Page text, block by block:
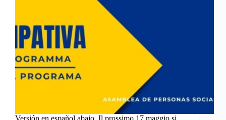
Versión en español abajo Il prossimo 17 maggio si